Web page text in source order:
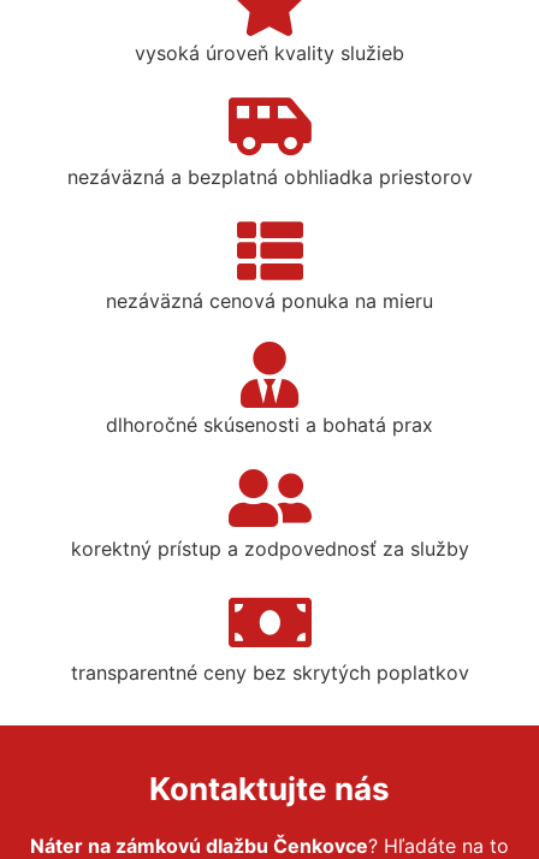
vysoká úroveň kvality služieb
nezáväzná a bezplatná obhliadka priestorov
nezáväzná cenová ponuka na mieru
dlhoročné skúsenosti a bohatá prax
korektný prístup a zodpovednosť za služby
transparentné ceny bez skrytých poplatkov
Kontaktujte nás
Náter na zámkovú dlažbu Čenkovce? Hľadáte na to